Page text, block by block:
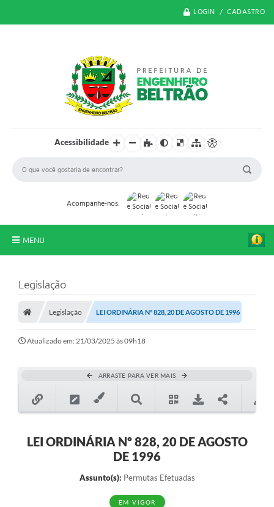
LOGIN / CADASTRO
Acessibilidade
Acompanhe-nos:
MENU
Transparência
Legislação
Editais
SIAFIC
Secretarias
Legislação
Legislação LEI ORDINÁRIA Nº 828, 20 DE AGOSTO DE 1996
Atualizado em: 21/03/2025 às 09h18
ARRASTE PARA VER MAIS
LEI ORDINÁRIA Nº 828, 20 DE AGOSTO
DE 1996
Assunto(s): Permutas Efetuadas
EM VIGOR